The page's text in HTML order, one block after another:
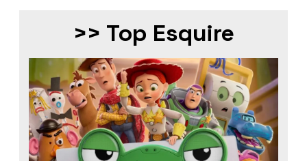
>> Top Esquire